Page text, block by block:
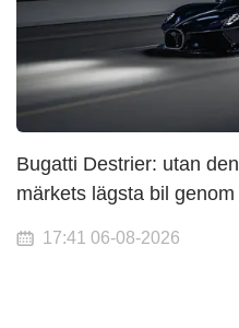
Bugatti Destrier: utan
märkets lägsta bil
17:41 06-08-2026